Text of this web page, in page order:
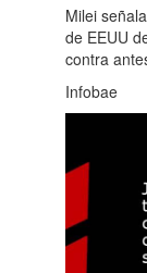
Milei
de EEUU
contra
Infobae